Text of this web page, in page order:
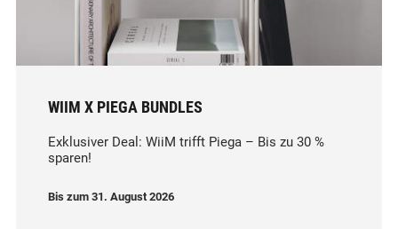
WIIM X PIEGA BUNDLES
Exklusiver Deal: WiiM trifft Piega – Bis zu 30 %
sparen!
Bis zum 31. August 2026